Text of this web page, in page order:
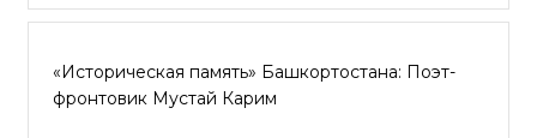
«Историческая память» Башкортостана: Поэт-
фронтовик Мустай Карим